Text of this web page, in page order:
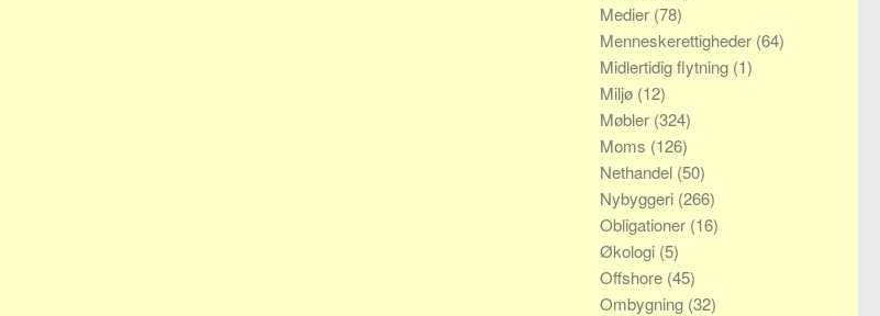
Medier (78)
Menneskerettigheder (64)
Midlertidig flytning (1)
Miljø (12)
Møbler (324)
Moms (126)
Nethandel (50)
Nybyggeri (266)
Obligationer (16)
Økologi (5)
Offshore (45)
Ombygning (32)